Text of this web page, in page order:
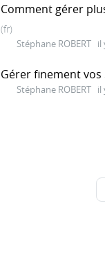
Comment gérer
(fr)
Stéphane ROBERT il
Gérer finement vos
Stéphane ROBERT il